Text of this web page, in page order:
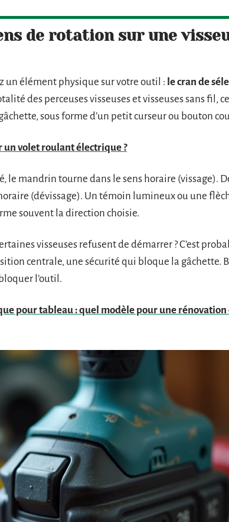
de rotation sur une
un élément physique sur votre outil : le cran de
des perceuses visseuses et visseuses sans fil,
sous forme d’un petit curseur ou bouton
volet roulant électrique ?
le mandrin tourne dans le sens horaire (vissage).
(dévissage). Un témoin lumineux ou une
souvent la direction choisie.
visseuses refusent de démarrer ? C’est
centrale, une sécurité qui bloque la gâchette.
l’outil.
pour tableau : quel modèle pour une rénovation